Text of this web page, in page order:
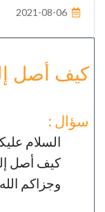
2021-08-06
كيف أصل
سؤال :
السلام
كيف أصل
وجزاكم